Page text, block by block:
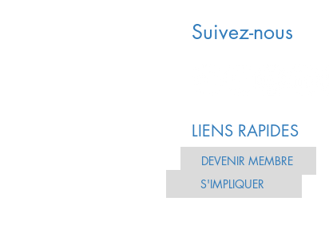
Suivez-nous
LIENS RAPIDES
DEVENIR MEMBRE
S'IMPLIQUER